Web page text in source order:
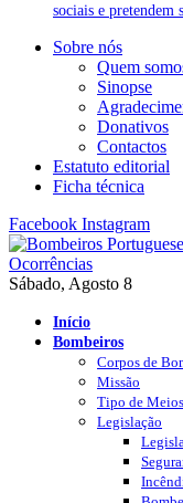
sociais e pretendem
Sobre nós
Quem
Sinopse
Donativos
Contactos
Estatuto editorial
Ficha técnica
Facebook Instagram
Ocorrências
Sábado, Agosto 8
Início
Bombeiros
Corpos de
Missão
Tipo de Meios
Legislação